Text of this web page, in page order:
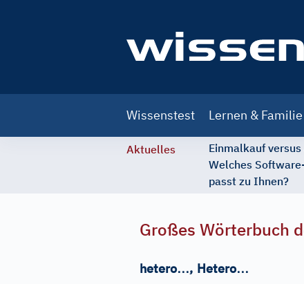
navigation
Wissenstest Lernen & Familie
Aktuelles
Einmalkauf
Welches
passt zu Ihnen?
Großes Wörterbuch
hetero…, Hetero…